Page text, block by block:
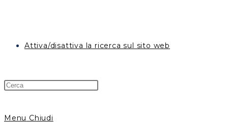
Attiva/disattiva la ricerca sul sito web
Menu Chiudi